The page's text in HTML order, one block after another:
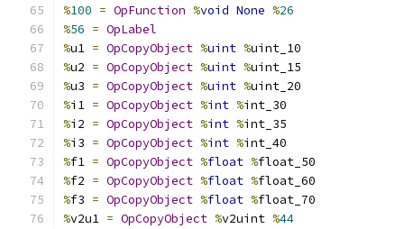
%100 = OpFunction %void None %26
%56 = OpLabel
%u1 = OpCopyObject %uint %uint_10
%u2 = OpCopyObject %uint %uint_15
%u3 = OpCopyObject %uint %uint_20
%i1 = OpCopyObject %int %int_30
%i2 = OpCopyObject %int %int_35
%i3 = OpCopyObject %int %int_40
%f1 = OpCopyObject %float %float_50
%f2 = OpCopyObject %float %float_60
%f3 = OpCopyObject %float %float_70
%v2u1 = OpCopyObject %v2uint %44